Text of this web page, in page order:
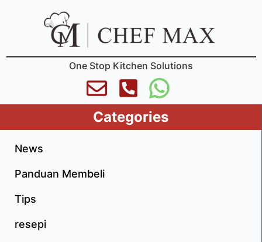
One Stop Kitchen Solutions
Categories
News
Panduan Membeli
Tips
resepi